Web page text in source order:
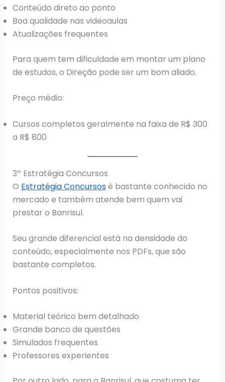
Conteúdo direto ao ponto
Boa qualidade nas videoaulas
Atualizações frequentes
Para quem tem dificuldade em montar um plano
de estudos, o Direção pode ser um bom aliado.
Preço médio:
Cursos completos geralmente na faixa de R$ 300
a R$ 800
3º Estratégia Concursos
O Estratégia Concursosé bastante conhecido no
mercado e também atende bem quem vai
prestar o Banrisul.
Seu grande diferencial está na densidade do
conteúdo, especialmente nos PDFs, que são
bastante completos.
Pontos positivos:
Material teórico bem detalhado
Grande banco de questões
Simulados frequentes
Professores experientes